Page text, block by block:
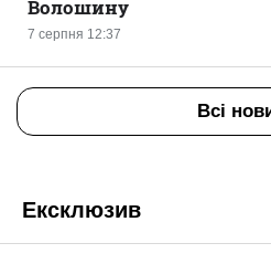
7 серпня 12:37
Волошину
Всі
Ексклюзив